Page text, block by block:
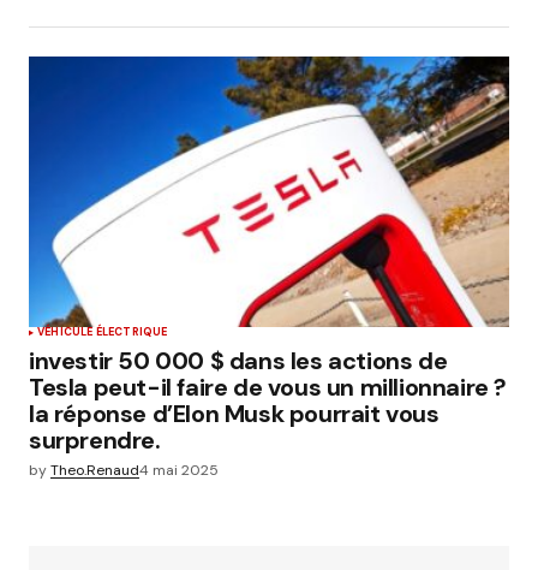
VÉHICULE ÉLECTRIQUE
investir 50 000 $ dans les actions de
Tesla peut-il faire de vous un millionnaire ?
la réponse d’Elon Musk pourrait vous
surprendre.
byTheo.Renaud4 mai 2025